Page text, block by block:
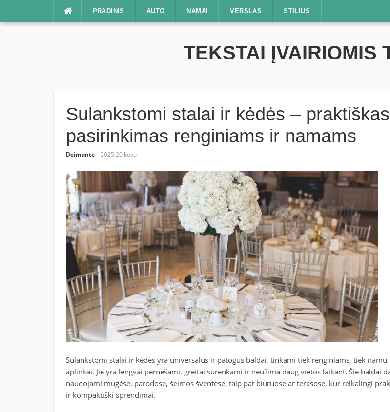
PRADINIS AUTO NAMAI VERSLAS STILIUS
TEKSTAI ĮVAIRIOMIS
Sulankstomi stalai ir kėdės – praktiškas
pasirinkimas renginiams ir namams
Deimante 2025 20 kovo
Sulankstomi stalai ir kėdės yra universalūs ir patogūs baldai, tinkami tiek renginiams, tiek namų
aplinkai. Jie yra lengvai pernešami, greitai surenkami ir neužima daug vietos laikant. Šie baldai
naudojami mugėse, parodose, šeimos šventėse, taip pat biuruose ar terasose, kur reikalingi
ir kompaktiški sprendimai.